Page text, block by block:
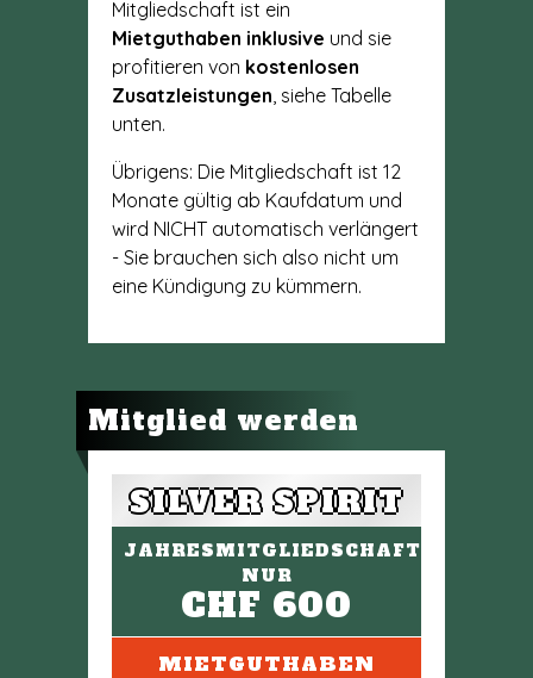
Mitgliedschaft ist ein
Mietguthaben inklusive und sie
profitieren von kostenlosen
Zusatzleistungen, siehe Tabelle
unten.
Übrigens: Die Mitgliedschaft ist 12
Monate gültig ab Kaufdatum und
wird NICHT automatisch verlängert
- Sie brauchen sich also nicht um
eine Kündigung zu kümmern.
Mitglied werden
SILVER SPIRIT
JAHRESMITGLIEDSCHAFT
NUR
CHF 600
MIETGUTHABEN